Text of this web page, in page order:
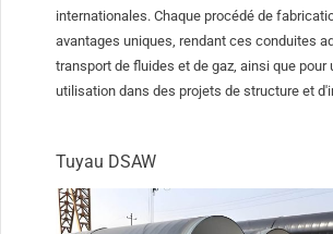
internationales. Chaque procédé de
avantages uniques, rendant ces conduites
transport de fluides et de gaz, ainsi que pour
utilisation dans des projets de structure et
Tuyau DSAW